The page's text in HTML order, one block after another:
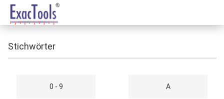
Stichwörter
0 - 9 A